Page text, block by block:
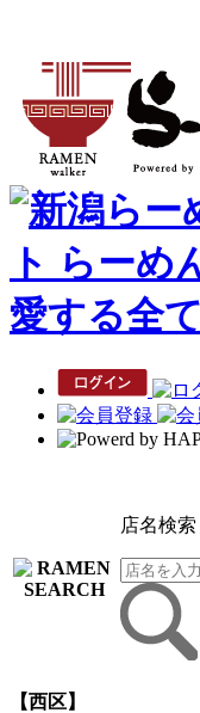
店名検索
【西区】